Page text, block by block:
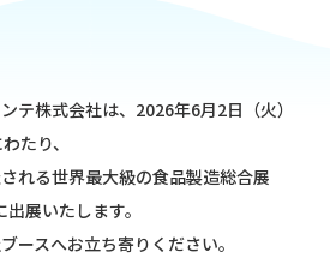
テ株式会社は、2026年6月2日（火）
たり、
れる世界最大級の食品製造総合展
展いたします。
ースへお立ち寄りください。